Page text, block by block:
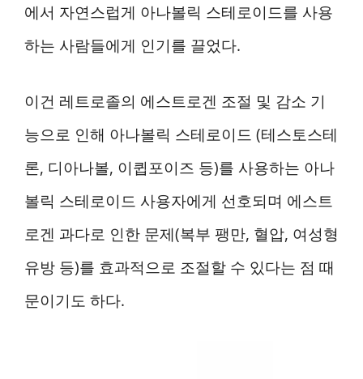
에서 자연스럽게 아나볼릭 스테로이드를 사용
하는 사람들에게 인기를 끌었다.
이건 레트로졸의 에스트로겐 조절 및 감소 기
능으로 인해 아나볼릭 스테로이드 (테스토스테
론, 디아나볼, 이큅포이즈 등)를 사용하는 아나
볼릭 스테로이드 사용자에게 선호되며 에스트
로겐 과다로 인한 문제(복부 팽만, 혈압, 여성형
유방 등)를 효과적으로 조절할 수 있다는 점 때
문이기도 하다.